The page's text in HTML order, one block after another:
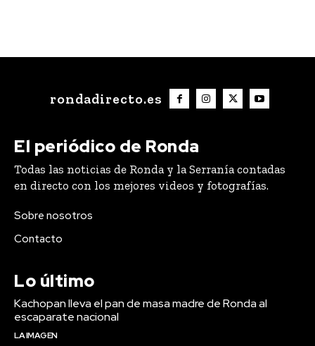
rondadirecto.es
El periódico de Ronda
Todas las noticias de Ronda y la Serranía contadas
en directo con los mejores videos y fotografías.
Sobre nosotros
Contacto
Lo último
Kachopan lleva el pan de masa madre de Ronda al
escaparate nacional
LA IMAGEN